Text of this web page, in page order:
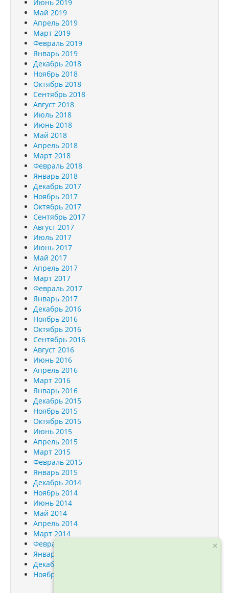
Июнь 2019
Май 2019
Апрель 2019
Март 2019
Февраль 2019
Январь 2019
Декабрь 2018
Ноябрь 2018
Октябрь 2018
Сентябрь 2018
Август 2018
Июль 2018
Июнь 2018
Май 2018
Апрель 2018
Март 2018
Февраль 2018
Январь 2018
Декабрь 2017
Ноябрь 2017
Октябрь 2017
Сентябрь 2017
Август 2017
Июль 2017
Июнь 2017
Май 2017
Апрель 2017
Март 2017
Февраль 2017
Январь 2017
Декабрь 2016
Ноябрь 2016
Октябрь 2016
Сентябрь 2016
Август 2016
Июнь 2016
Апрель 2016
Март 2016
Январь 2016
Декабрь 2015
Ноябрь 2015
Октябрь 2015
Июнь 2015
Апрель 2015
Март 2015
Февраль 2015
Январь 2015
Декабрь 2014
Ноябрь 2014
Июнь 2014
Май 2014
Апрель 2014
Март 2014
Февраль 2014
Январь 2014
Декабрь 2013
Ноябрь 2013
×